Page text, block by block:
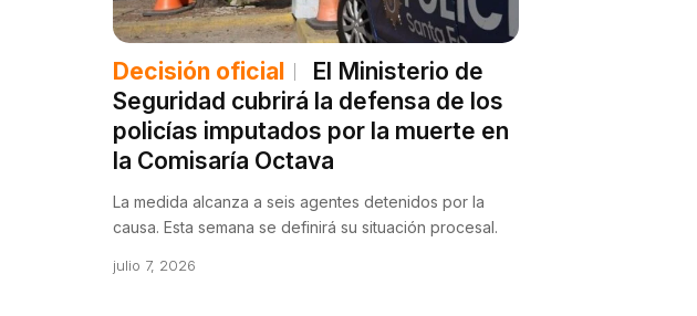
Decisión oficial
El Ministerio de
Seguridad cubrirá la defensa de los
policías imputados por la muerte en
la Comisaría Octava
La medida alcanza a seis agentes detenidos por la
causa. Esta semana se definirá su situación procesal.
julio 7, 2026